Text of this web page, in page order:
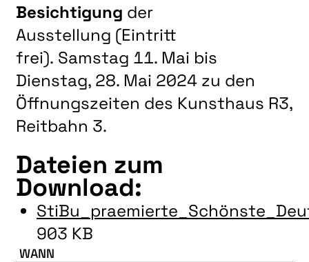
Besichtigung der
Ausstellung (Eintritt
frei). Samstag 11. Mai bis
Dienstag, 28. Mai 2024 zu den
Öffnungszeiten des Kunsthaus R3,
Reitbahn 3.
Dateien zum
Download:
903 KB
WANN